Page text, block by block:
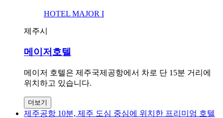
HOTEL MAJOR I
제주시
메이저호텔
메이저 호텔은 제주국제공항에서 차로 단 15분 거리에
위치하고 있습니다.
더보기
제주공항 10분, 제주 도심 중심에 위치한 프리미엄 호텔